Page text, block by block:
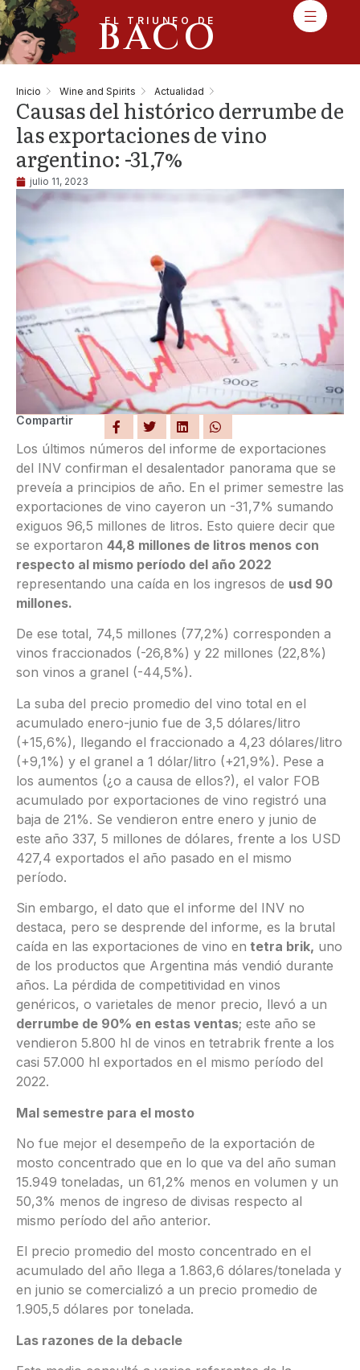
EL TRIUNFO DE
BACO
Inicio Wine and Spirits Actualidad
Causas del histórico derrumbe de
las exportaciones de vino
argentino: -31,7%
julio 11, 2023
Compartir
Los últimos números del informe de exportaciones
del INV confirman el desalentador panorama que se
preveía a principios de año. En el primer semestre las
exportaciones de vino cayeron un -31,7% sumando
exiguos 96,5 millones de litros. Esto quiere decir que
se exportaron 44,8 millones de litros menos con
respecto al mismo período del año 2022
representando una caída en los ingresos de usd 90
millones.
De ese total, 74,5 millones (77,2%) corresponden a
vinos fraccionados (-26,8%) y 22 millones (22,8%)
son vinos a granel (-44,5%).
La suba del precio promedio del vino total en el
acumulado enero-junio fue de 3,5 dólares/litro
(+15,6%), llegando el fraccionado a 4,23 dólares/litro
(+9,1%) y el granel a 1 dólar/litro (+21,9%). Pese a
los aumentos (¿o a causa de ellos?), el valor FOB
acumulado por exportaciones de vino registró una
baja de 21%. Se vendieron entre enero y junio de
este año 337, 5 millones de dólares, frente a los USD
427,4 exportados el año pasado en el mismo
período.
Sin embargo, el dato que el informe del INV no
destaca, pero se desprende del informe, es la brutal
caída en las exportaciones de vino en tetra brik, uno
de los productos que Argentina más vendió durante
años. La pérdida de competitividad en vinos
genéricos, o varietales de menor precio, llevó a un
derrumbe de 90% en estas ventas; este año se
vendieron 5.800 hl de vinos en tetrabrik frente a los
casi 57.000 hl exportados en el mismo período del
2022.
Mal semestre para el mosto
No fue mejor el desempeño de la exportación de
mosto concentrado que en lo que va del año suman
15.949 toneladas, un 61,2% menos en volumen y un
50,3% menos de ingreso de divisas respecto al
mismo período del año anterior.
El precio promedio del mosto concentrado en el
acumulado del año llega a 1.863,6 dólares/tonelada y
en junio se comercializó a un precio promedio de
1.905,5 dólares por tonelada.
Las razones de la debacle